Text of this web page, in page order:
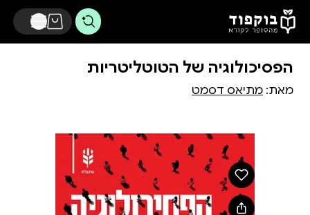
דלג לתוכן הראשי
הפסיכולוגיה של הטוטליטריות
מאת: מתיאס דסמט